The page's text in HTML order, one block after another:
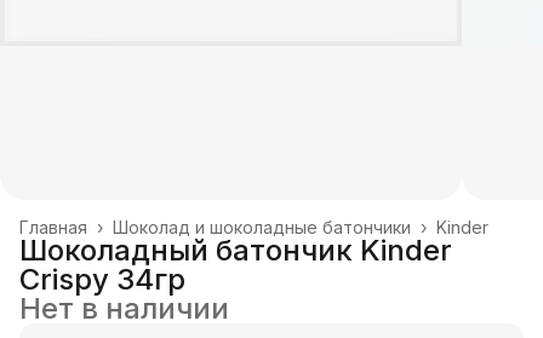
Kinder
Шоколад и шоколадные батончики ›
Главная ›
Шоколадный батончик Kinder
Crispy 34гр
Нет в наличии